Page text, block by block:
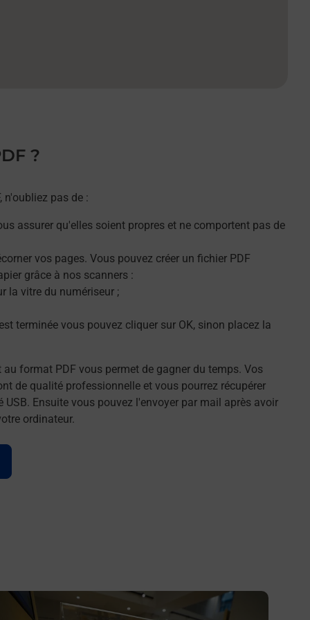
?
n'oubliez pas de :
assurer qu'elles soient propres et ne comportent pas de
vos pages. Vous pouvez créer un fichier PDF
grâce à nos scanners :
la vitre du numériseur ;
terminée vous pouvez cliquer sur OK, sinon placez la
format PDF vous permet de gagner du temps. Vos
de qualité professionnelle et vous pourrez récupérer
Ensuite vous pouvez l'envoyer par mail après avoir
ordinateur.
savoir plus